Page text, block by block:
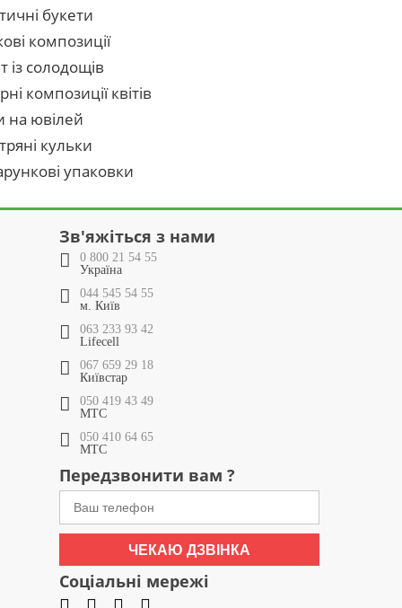
букети
композиції
із солодощів
композиції квітів
на ювілей
кульки
упаковки
Зв'яжіться з нами
0 800 21 54 55
Україна
044 545 54 55
м. Київ
063 233 93 42
Lifecell
067 659 29 18
Київстар
050 419 43 49
МТС
050 410 64 65
МТС
Передзвонити вам ?
ЧЕКАЮ ДЗВІНКА
Соціальні мережі